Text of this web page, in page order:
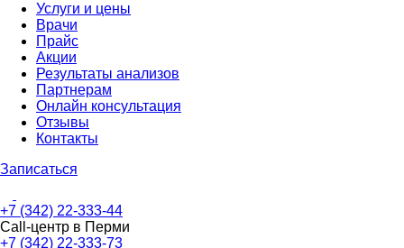
Услуги и цены
Врачи
Прайс
Акции
Результаты анализов
Партнерам
Онлайн консультация
Отзывы
Контакты
Записаться
+7 (342) 22-333-44
Call-центр в Перми
+7 (342) 22-333-73